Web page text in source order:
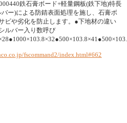
00440鉄石膏ボー ド+軽量鋼板(鉄 下地)特長
バー)によ る 防錆表面処理を施 し 、 石膏ボ
ビや劣化を 防止 し ま す。 ● 下地材の違い
ルバー 入 り 数呼び
28●1000×103.8×32●500×103.8×41●500×103.
fscommand2/index.html#662